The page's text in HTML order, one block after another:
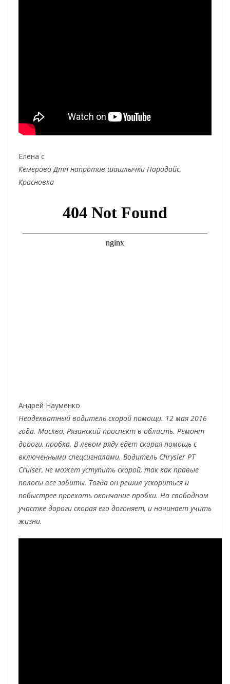
Елена с
Кемерово Дтп напротив шашлычки Парадайс,
Красновка
Андрей Науменко
Неадекватный водитель скорой помощи. 12 мая 2016
года. Москва, Рязанский проспект в область. Ремонт
дороги, пробка. В левом ряду едет скорая помощь с
включенными спецсигналами. Водитель Chrysler PT
Cruiser, не может уступить скорой, так как правые
полосы все забиты. Тогда он решил ускориться и
побыстрее проехать окончание пробки. На свободном
участке дороги скорая его догоняет, и начинает учить
жизни.